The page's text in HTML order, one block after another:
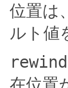
位置は
ルト値
rewind
在位置